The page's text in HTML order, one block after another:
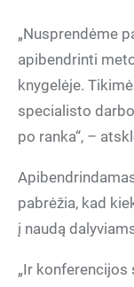
„Nusprendėme
apibendrinti
knygelėje.
specialisto
po ranka“, –
pabrėžia, kad
į naudą
„Ir